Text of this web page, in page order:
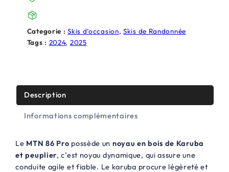
a
l
a
i
:
e
l
e
:
5
0
Categorie :Skis d’occasion, Skis de Randonnée
Tags : 2024, 2025
Description
Informations complémentaires
Le MTN 86 Pro possède un noyau en bois de Karuba
et peuplier, c’est noyau dynamique, qui assure une
conduite agile et fiable. Le karuba procure légèreté et